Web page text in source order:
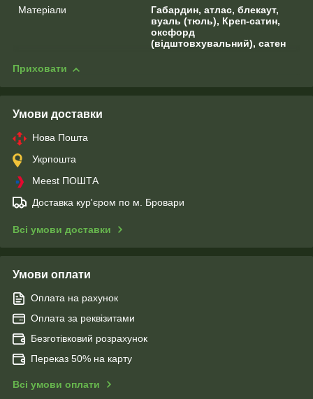
Матеріали
Габардин, атлас, блекаут,
вуаль (тюль), Креп-сатин,
оксфорд
(відштовхувальний), сатен
Приховати
Умови доставки
Нова Пошта
Укрпошта
Meest ПОШТА
Доставка кур'єром по м. Бровари
Всі умови доставки
Умови оплати
Оплата на рахунок
Оплата за реквізитами
Безготівковий розрахунок
Переказ 50% на карту
Всі умови оплати